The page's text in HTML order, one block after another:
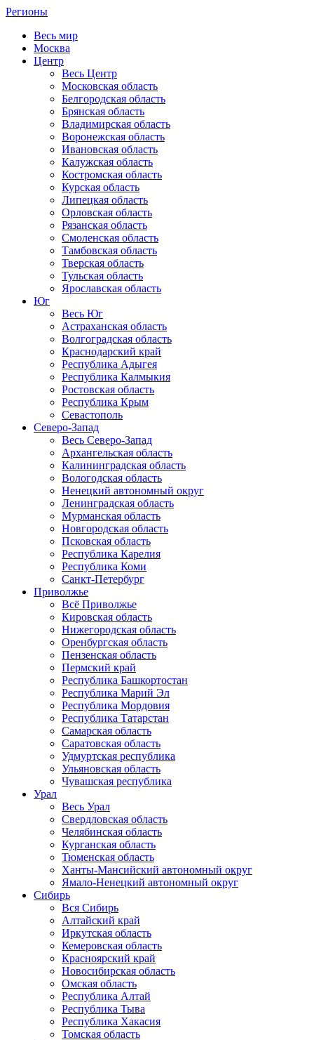
Регионы
Весь мир
Москва
Центр
Весь Центр
Московская область
Белгородская область
Брянская область
Владимирская область
Воронежская область
Ивановская область
Калужская область
Костромская область
Курская область
Липецкая область
Орловская область
Рязанская область
Смоленская область
Тамбовская область
Тверская область
Тульская область
Ярославская область
Юг
Весь Юг
Астраханская область
Волгоградская область
Краснодарский край
Республика Адыгея
Республика Калмыкия
Ростовская область
Республика Крым
Севастополь
Северо-Запад
Весь Северо-Запад
Архангельская область
Калининградская область
Вологодская область
Ненецкий автономный округ
Ленинградская область
Мурманская область
Новгородская область
Псковская область
Республика Карелия
Республика Коми
Санкт-Петербург
Приволжье
Всё Приволжье
Кировская область
Нижегородская область
Оренбургская область
Пензенская область
Пермский край
Республика Башкортостан
Республика Марий Эл
Республика Мордовия
Республика Татарстан
Самарская область
Саратовская область
Удмуртская республика
Ульяновская область
Чувашская республика
Урал
Весь Урал
Свердловская область
Челябинская область
Курганская область
Тюменская область
Ханты-Мансийский автономный округ
Ямало-Ненецкий автономный округ
Сибирь
Вся Сибирь
Алтайский край
Иркутская область
Кемеровская область
Красноярский край
Новосибирская область
Омская область
Республика Алтай
Республика Тыва
Республика Хакасия
Томская область